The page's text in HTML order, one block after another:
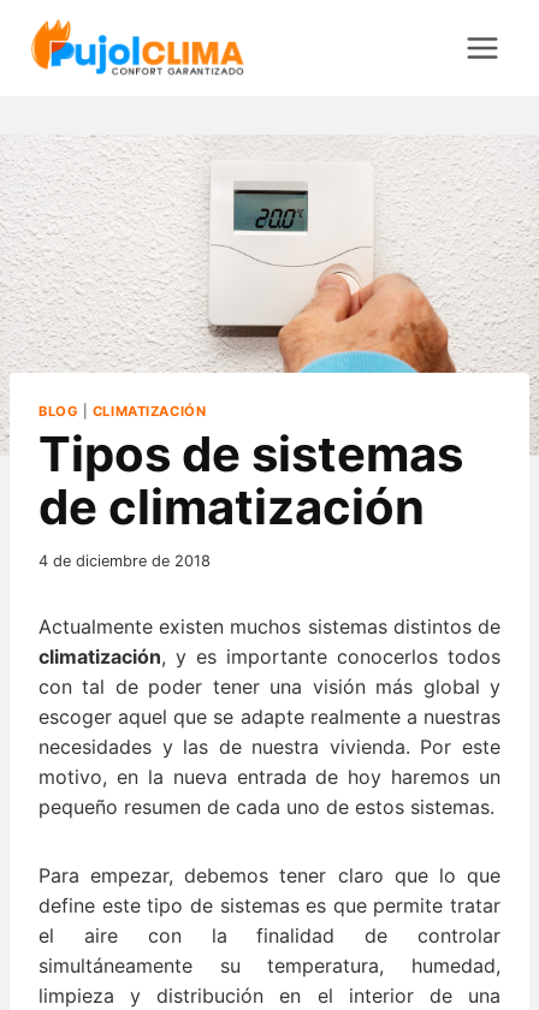
contenido
BLOG CLIMATIZACIÓN
Tipos de sistemas
de climatización
4 de diciembre de 2018
Actualmente existen muchos sistemas distintos de
climatización, y es importante conocerlos todos
con tal de poder tener una visión más global y
escoger aquel que se adapte realmente a nuestras
necesidades y las de nuestra vivienda. Por este
motivo, en la nueva entrada de hoy haremos un
pequeño resumen de cada uno de estos sistemas.
Para empezar, debemos tener claro que lo que
define este tipo de sistemas es que permite tratar
el aire con la finalidad de controlar
simultáneamente su temperatura, humedad,
limpieza y distribución en el interior de una